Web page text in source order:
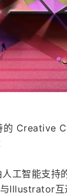
Creative
工智能支持
Illustrator互